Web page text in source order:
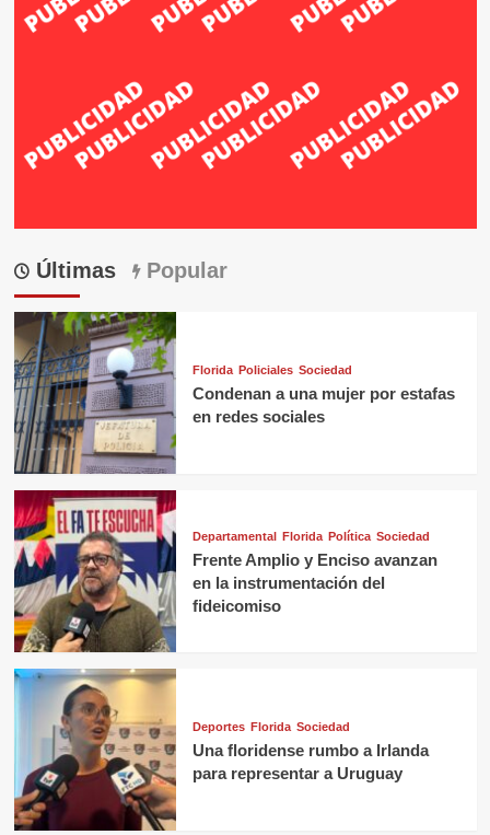
Últimas Popular
Florida Policiales Sociedad
Condenan a una mujer por estafas
en redes sociales
Departamental Florida Política Sociedad
Frente Amplio y Enciso avanzan
en la instrumentación del
fideicomiso
Deportes Florida Sociedad
Una floridense rumbo a Irlanda
para representar a Uruguay